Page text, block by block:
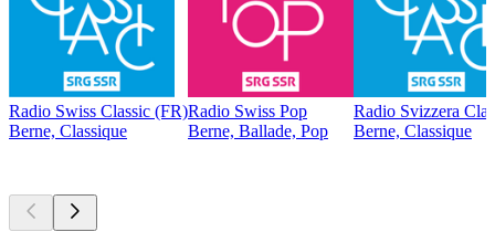
Radio Swiss Classic (FR)
Berne, Classique
Radio Swiss Pop
Berne, Ballade, Pop
Radio Svizzera
Berne, Classique